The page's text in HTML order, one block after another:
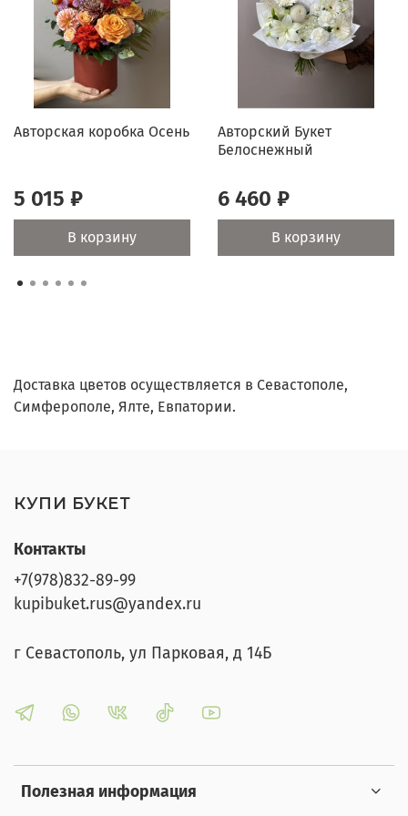
подарит радость вашим близким.
Оперативная доставка Мы гарантируем быструю и
надежную доставку, чтобы ваш букет был свежим и
безупречным.
Подарите радость и эмоции с нашим авторским
Авторская коробка Осень
5 015 ₽
В корзину
Авторский Букет
Белоснежный
6 460 ₽
В корзину
Доставка цветов осуществляется в Севастополе,
Симферополе, Ялте, Евпатории.
КУПИ БУКЕТ
Полезная информация
Контакты
+7(978)832-89-99
kupibuket.rus@yandex.ru
г Севастополь, ул Парковая, д 14Б